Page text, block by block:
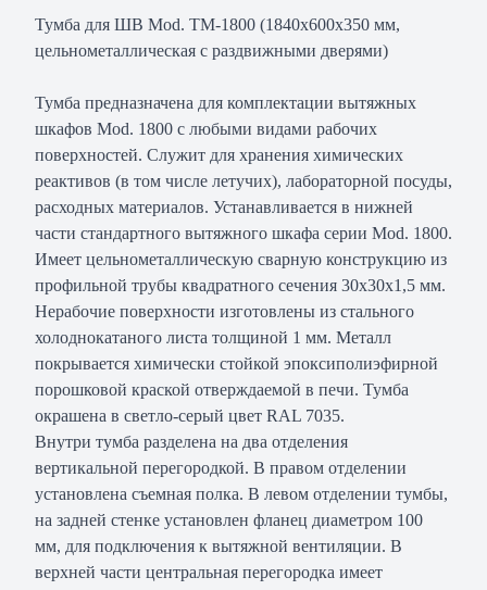
Тумба для ШВ Mod. ТМ-1800 (1840х600х350 мм,
цельнометаллическая с раздвижными дверями)
Тумба предназначена для комплектации вытяжных
шкафов Mod. 1800 с любыми видами рабочих
поверхностей. Служит для хранения химических
реактивов (в том числе летучих), лабораторной посуды,
расходных материалов. Устанавливается в нижней
части стандартного вытяжного шкафа серии Mod. 1800.
Имеет цельнометаллическую сварную конструкцию из
профильной трубы квадратного сечения 30х30х1,5 мм.
Нерабочие поверхности изготовлены из стального
холоднокатаного листа толщиной 1 мм. Металл
покрывается химически стойкой эпоксиполиэфирной
порошковой краской отверждаемой в печи. Тумба
окрашена в светло-серый цвет RAL 7035.
Внутри тумба разделена на два отделения
вертикальной перегородкой. В правом отделении
установлена съемная полка. В левом отделении тумбы,
на задней стенке установлен фланец диаметром 100
мм, для подключения к вытяжной вентиляции. В
верхней части центральная перегородка имеет